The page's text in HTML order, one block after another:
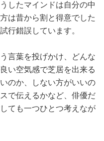
したマインドは自分の中
は昔から割と得意でした
行錯誤しています。
言葉を投げかけ、どんな
い空気感で芝居を出来る
のか、しない方がいいの
で伝えるかなど、俳優だ
ても一つひとつ考えなが